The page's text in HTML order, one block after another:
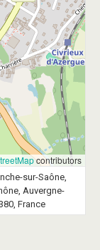
contributors
sur-Saône,
Auvergne-
France